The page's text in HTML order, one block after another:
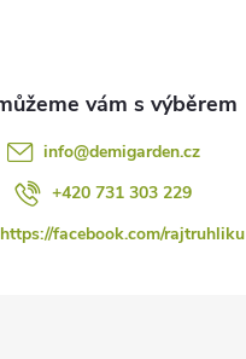
info@demigarden.cz
+420 731 303 229
https://facebook.com/rajtruhliku